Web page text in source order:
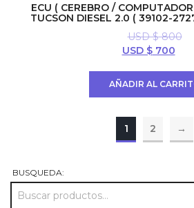
ECU ( CEREBRO /
TUCSON DIESEL 2.0 ( 39102-
USD $800
El
era:
$ 800.
USD $700El
es:
AÑADIR AL
1 2 →
BUSQUEDA: